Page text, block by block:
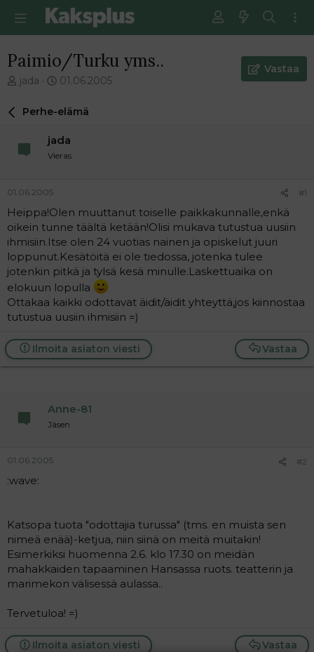
Paimio/Turku yms..
V
e
i
t
u
n
a
l
o
t
t
a
a
jada
E
s
m
m
ä
n
v
i
e
s
i
01.06.2005
Vastaa
Perhe-elämä
jada
Vieras
01.06.2005 #1
Heippa!Olen muuttanut toiselle paikkakunnalle,enkä
oikein tunne täältä ketään!Olisi mukava tutustua uusiin
ihmisiin.Itse olen 24 vuotias nainen ja opiskelut juuri
loppunut.Kesätöitä ei ole tiedossa, jotenka tulee
jotenkin pitkä ja tylsä kesä minulle.Laskettuaika on
elokuun lopulla
Ottakaa kaikki odottavat äidit/äidit yhteyttä,jos kiinnostaa
tutustua uusiin ihmisiin =)
Vastaa
Ilmoita asiaton viesti
Anne-81
Jäsen
01.06.2005 #2
:wave:
Katsopa tuota "odottajia turussa" (tms. en muista sen
nimeä enää)-ketjua, niin siinä on meitä muitakin!
Esimerkiksi huomenna 2.6. klo 17.30 on meidän
mahakkaiden tapaaminen Hansassa ruots. teatterin ja
marimekon välisessä aulassa..
Tervetuloa! =)
Vastaa
Ilmoita asiaton viesti